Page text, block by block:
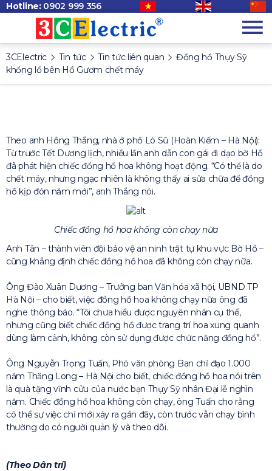
Hotline: 0902 999 356
3CElectric Tin tức Tin tức liên quan
Đồng hồ Thụy Sỹ
khổng lồ bên Hồ Gươm chết máy
Theo anh Hồng Thắng, nhà ở phố Lò Sũ (Hoàn Kiếm – Hà Nội):
Từ trước Tết Dương lịch, nhiều lần anh dẫn con gái đi dạo bờ Hồ
đã phát hiện chiếc đồng hồ hoa không hoạt động. “Có thể là do
chết máy, nhưng ngạc nhiên là không thấy ai sửa chữa để đồng
hồ kịp đón năm mới”, anh Thắng nói.
Chiếc đồng hồ hoa không còn chạy nữa
Anh Tân – thành viên đội bảo vệ an ninh trật tự khu vực Bờ Hồ –
cũng khẳng định chiếc đồng hồ hoa đã không còn chạy nữa.
Ông Đào Xuân Dương – Trưởng ban Văn hóa xã hội, UBND TP
Hà Nội – cho biết, việc đồng hồ hoa không chạy nữa ông đã
nghe thông báo. “Tôi chưa hiểu được nguyên nhân cụ thể,
nhưng cũng biết chiếc đồng hồ được trang trí hoa xung quanh
dùng làm cảnh, không còn sử dụng được chức năng đồng hồ”.
Ông Nguyễn Trọng Tuấn, Phó văn phòng Ban chỉ đạo 1.000
năm Thăng Long – Hà Nội cho biết, chiếc đồng hồ hoa nói trên
là quà tặng vĩnh cửu của nước bạn Thụy Sỹ nhân Đại lễ nghìn
năm. Chiếc đồng hồ hoa không còn chạy, ông Tuấn cho rằng
có thể sự việc chỉ mới xảy ra gần đây, còn trước vẫn chạy bình
thường do có người quản lý và theo dõi.
(Theo Dân trí)